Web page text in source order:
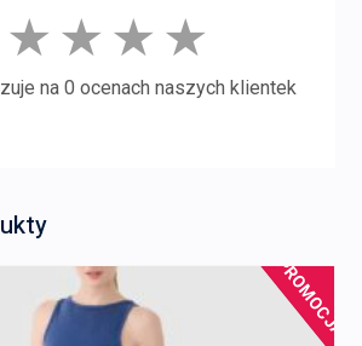
★ ★ ★ ★
na 0 ocenach naszych klientek
PROMOCJA!